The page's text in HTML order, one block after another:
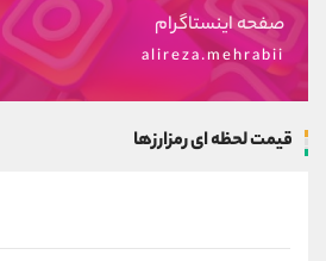
صفحه اینستاگرام
alireza.mehrabii
قیمت لحظه ای رمزارزها